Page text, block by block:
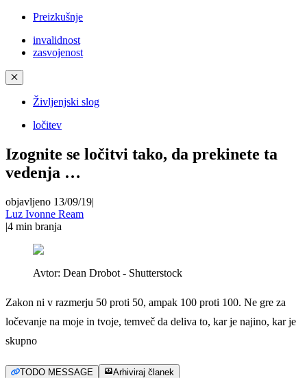
Preizkušnje
invalidnost
zasvojenost
✕
Življenjski slog
ločitev
Izognite se ločitvi tako, da prekinete ta
vedenja …
objavljeno 13/09/19|
Luz Ivonne Ream
|4 min branja
Avtor: Dean Drobot - Shutterstock
Zakon ni v razmerju 50 proti 50, ampak 100 proti 100. Ne gre za
ločevanje na moje in tvoje, temveč da deliva to, kar je najino, kar je
skupno
TODO MESSAGE Arhiviraj članek